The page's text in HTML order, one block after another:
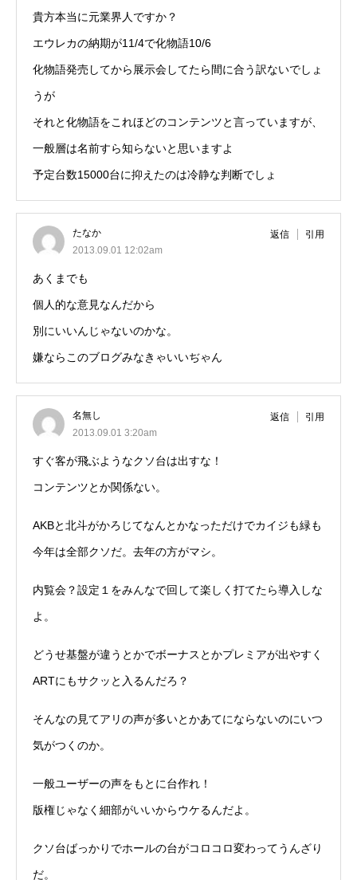
貴方本当に元業界人ですか？
エウレカの納期が11/4で化物語10/6
化物語発売してから展示会してたら間に合う訳ないでしょ
うが
それと化物語をこれほどのコンテンツと言っていますが、
一般層は名前すら知らないと思いますよ
予定台数15000台に抑えたのは冷静な判断でしょ
たなか
2013.09.01 12:02am
返信 引用
あくまでも
個人的な意見なんだから
別にいいんじゃないのかな。
嫌ならこのブログみなきゃいいぢゃん
名無し
2013.09.01 3:20am
返信 引用
すぐ客が飛ぶようなクソ台は出すな！
コンテンツとか関係ない。
AKBと北斗がかろじてなんとかなっただけでカイジも緑も
今年は全部クソだ。去年の方がマシ。
内覧会？設定１をみんなで回して楽しく打てたら導入しな
よ。
どうせ基盤が違うとかでボーナスとかプレミアが出やすく
ARTにもサクッと入るんだろ？
そんなの見てアリの声が多いとかあてにならないのにいつ
気がつくのか。
一般ユーザーの声をもとに台作れ！
版権じゃなく細部がいいからウケるんだよ。
クソ台ばっかりでホールの台がコロコロ変わってうんざり
だ。